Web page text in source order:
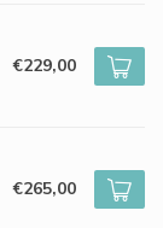
€229,00
€265,00